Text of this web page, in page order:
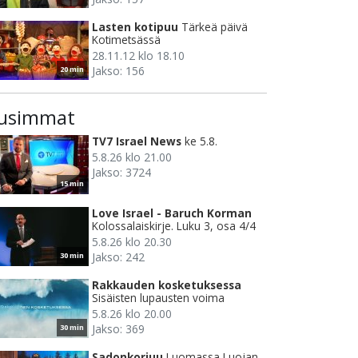
20 min
Lasten kotipuu Tärkeä päivä
Kotimetsässä
28.11.12 klo 18.10
Jakso: 156
15 min
TV7 Israel News ke 5.8.
5.8.26 klo 21.00
Jakso: 3724
30 min
Love Israel - Baruch Korman
Kolossalaiskirje. Luku 3, osa 4/4
5.8.26 klo 20.30
Jakso: 242
30 min
Rakkauden kosketuksessa
Sisäisten lupausten voima
5.8.26 klo 20.00
Jakso: 369